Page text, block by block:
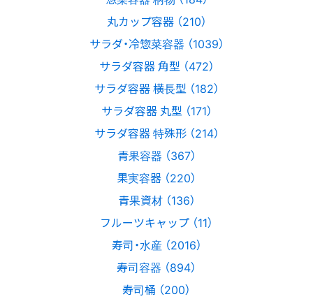
丸カップ容器 （210）
サラダ・冷惣菜容器 （1039）
サラダ容器 角型 （472）
サラダ容器 横長型 （182）
サラダ容器 丸型 （171）
サラダ容器 特殊形 （214）
青果容器 （367）
果実容器 （220）
青果資材 （136）
フルーツキャップ （11）
寿司・水産 （2016）
寿司容器 （894）
寿司桶 （200）